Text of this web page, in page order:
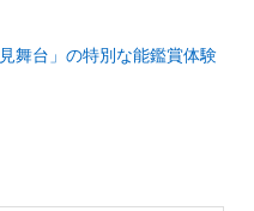
舞台」の特別な能鑑賞体験